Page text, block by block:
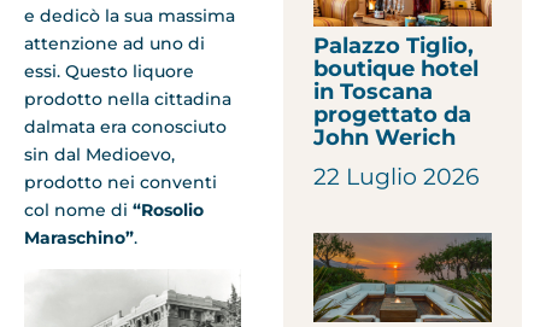
e dedicò la sua massima
attenzione ad uno di
essi. Questo liquore
prodotto nella cittadina
dalmata era conosciuto
sin dal Medioevo,
prodotto nei conventi
col nome di “Rosolio
Maraschino”.
Palazzo Tiglio,
boutique hotel
in Toscana
progettato da
John Werich
22 Luglio 2026